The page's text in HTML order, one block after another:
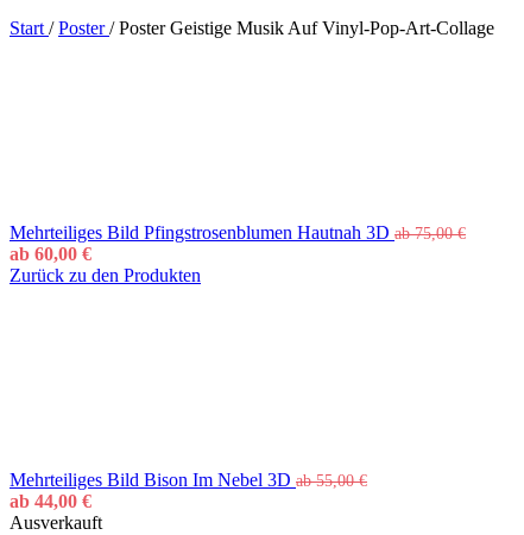
Start / Poster/ Poster Geistige Musik Auf Vinyl-Pop-Art-Collage
Mehrteiliges Bild Pfingstrosenblumen Hautnah 3D ab75,00€
ab 60,00 €
Zurück zu den Produkten
Mehrteiliges Bild Bison Im Nebel 3D ab55,00€
ab 44,00 €
Ausverkauft